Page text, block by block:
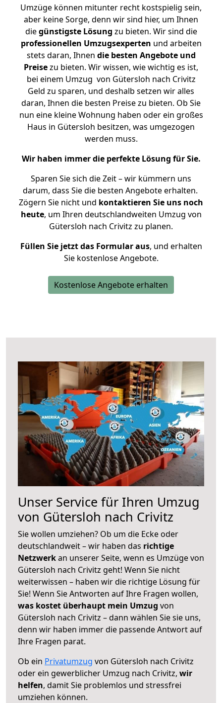
Umzüge können mitunter recht kostspielig sein,
aber keine Sorge, denn wir sind hier, um Ihnen
diegünstigste Lösung zu bieten. Wir sind die
professionellen Umzugsexperten und arbeiten
stets daran, Ihnen die besten Angebote und
Preisezu bieten. Wir wissen, wie wichtig es ist,
bei einem Umzug von Gütersloh nach Crivitz
Geld zu sparen, und deshalb setzen wir alles
daran, Ihnen die besten Preise zu bieten. Ob Sie
nun eine kleine Wohnung haben oder ein großes
Haus in Gütersloh besitzen, was umgezogen
werden muss.
Wir haben immer die perfekte Lösung für Sie.
Sparen Sie sich die Zeit – wir kümmern uns
darum, dass Sie die besten Angebote erhalten.
Zögern Sie nicht und kontaktieren Sie uns noch
heute, um Ihren deutschlandweiten Umzug von
Gütersloh nach Crivitz zu planen.
Füllen Sie jetzt das Formular aus, und erhalten
Sie kostenlose Angebote.
Kostenlose Angebote erhalten
Unser Service für Ihren Umzug
von Gütersloh nach Crivitz
Sie wollen umziehen? Ob um die Ecke oder
deutschlandweit – wir haben das richtige
Netzwerkan unserer Seite, wenn es Umzüge von
Gütersloh nach Crivitz geht! Wenn Sie nicht
weiterwissen – haben wir die richtige Lösung für
Sie! Wenn Sie Antworten auf Ihre Fragen wollen,
was kostet überhaupt mein Umzug von
Gütersloh nach Crivitz – dann wählen Sie sie uns,
denn wir haben immer die passende Antwort auf
Ihre Fragen parat.
Ob ein Privatumzug von Gütersloh nach Crivitz
oder ein gewerblicher Umzug nach Crivitz, wir
helfen, damit Sie problemlos und stressfrei
umziehen können.